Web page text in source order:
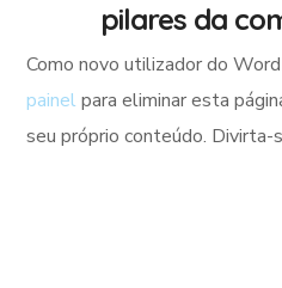
pilares da
Como novo utilizador do
painel para eliminar esta
seu próprio conteúdo. Divirta-